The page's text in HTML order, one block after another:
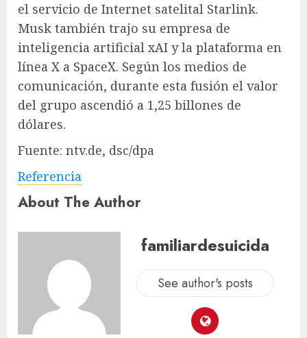
el servicio de Internet satelital Starlink.
Musk también trajo su empresa de
inteligencia artificial xAI y la plataforma en
línea X a SpaceX. Según los medios de
comunicación, durante esta fusión el valor
del grupo ascendió a 1,25 billones de
dólares.
Fuente: ntv.de, dsc/dpa
Referencia
About The Author
familiardesuicida
See author's posts